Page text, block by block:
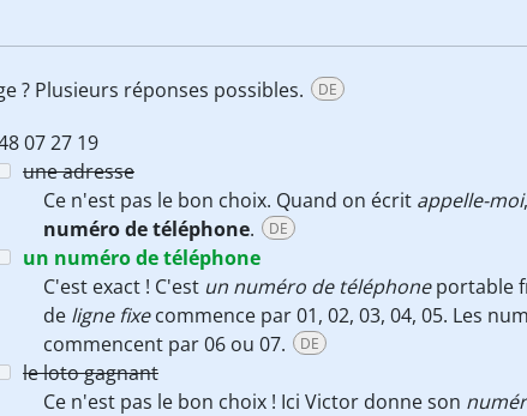
? Plusieurs réponses possibles. DE
07 27 19
une adresse
Ce n'est pas le bon choix. Quand on écrit appelle-moi
numéro de téléphone. DE
un numéro de téléphone
C'est exact ! C'est un numéro de téléphoneportable
de ligne fixecommence par 01, 02, 03, 04, 05. Les
commencent par 06 ou 07.
DE
le loto gagnant
Ce n'est pas le bon choix ! Ici Victor donne son